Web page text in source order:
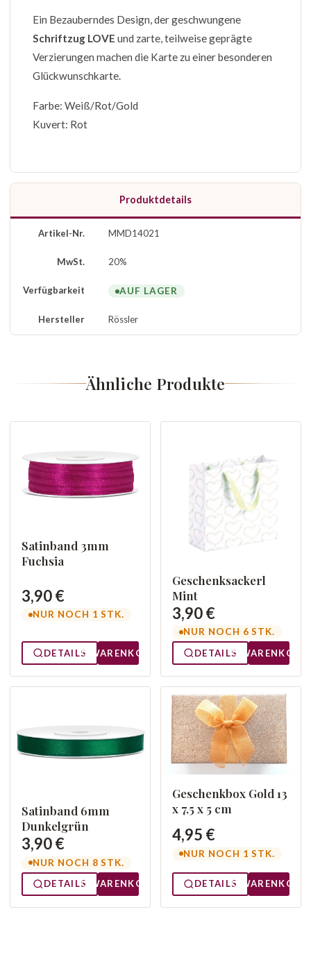
Ein Bezauberndes Design, der geschwungene
Schriftzug LOVE und zarte, teilweise geprägte
Verzierungen machen die Karte zu einer besonderen
Glückwunschkarte.
Farbe: Weiß/Rot/Gold
Kuvert: Rot
Produktdetails
Artikel-Nr. MMD14021
MwSt. 20%
Verfügbarkeit AUF LAGER
Hersteller Rössler
Ähnliche Produkte
Satinband 3mm
Fuchsia
3,90 €
NUR NOCH 1 STK.
DETAILS WARENKORB
Geschenksackerl
Mint
3,90 €
NUR NOCH 6 STK.
DETAILS
WARENKORB
Satinband 6mm
Dunkelgrün
3,90 €
NUR NOCH 8 STK.
DETAILS
WARENKORB
Geschenkbox Gold 13
x 7,5 x 5 cm
4,95 €
NUR NOCH 1 STK.
DETAILS WARENKORB